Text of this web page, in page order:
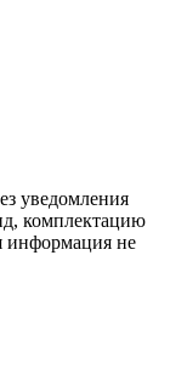
уведомления
комплектацию
информация не